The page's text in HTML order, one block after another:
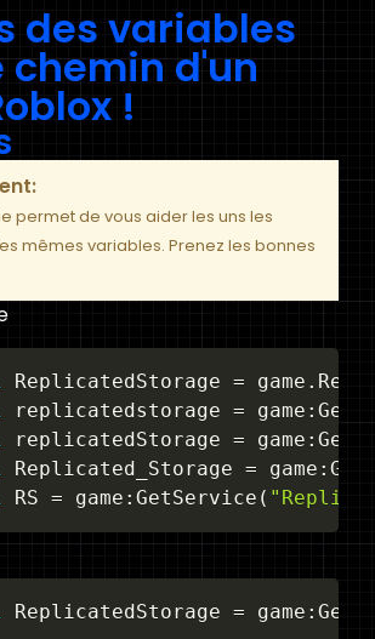
des variables
chemin d'un
!
permet de vous aider les uns les
mêmes variables. Prenez les bonnes
ReplicatedStorage = game .
replicatedstorage =
replicatedStorage =
Replicated_Storage =
RS = game:GetService (
ReplicatedStorage =